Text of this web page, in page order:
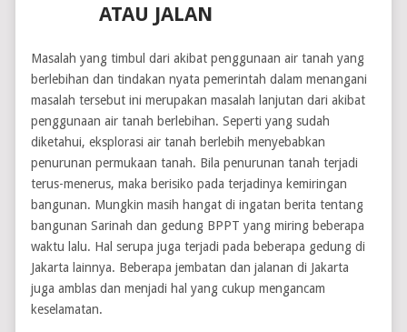
ATAU JALAN
Masalah yang timbul dari akibat penggunaan air tanah yang
berlebihan dan tindakan nyata pemerintah dalam menangani
masalah tersebut ini merupakan masalah lanjutan dari akibat
penggunaan air tanah berlebihan. Seperti yang sudah
diketahui, eksplorasi air tanah berlebih menyebabkan
penurunan permukaan tanah. Bila penurunan tanah terjadi
terus-menerus, maka berisiko pada terjadinya kemiringan
bangunan. Mungkin masih hangat di ingatan berita tentang
bangunan Sarinah dan gedung BPPT yang miring beberapa
waktu lalu. Hal serupa juga terjadi pada beberapa gedung di
Jakarta lainnya. Beberapa jembatan dan jalanan di Jakarta
juga amblas dan menjadi hal yang cukup mengancam
keselamatan.